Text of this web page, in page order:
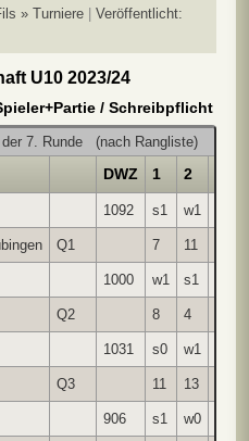
» Turniere
Veröffentlicht:
U10 2023/24
/ Schreibpflicht
7. Runde (nach Rangliste)
DWZ 1 2
1092 s1 w1
Q1 7 11
1000 w1 s1
Q2 8 4
1031 s0 w1
Q3 11 13
906 s1 w0